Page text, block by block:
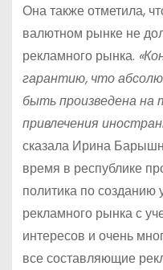
Она также отметила,
валютном рынке не
рекламного рынка.
гарантию, что
быть произведена на
привлечения
сказала Ирина
время в республике
политика по созданию
рекламного рынка с
интересов и очень
все составляющие